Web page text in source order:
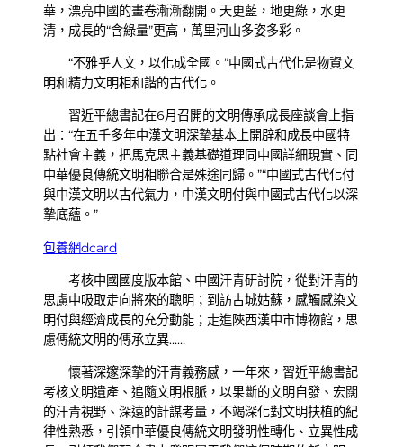
華，漂亮中國的畫卷漸漸翻開。天更藍，地更綠，水更
清，成長的“含綠量”更高，萬里河山多姿多彩。
“不雅乎人文，以化成全國。”中國式古代化是物資文
明和精力文明相和諧的古代化。
習近平總書記在6月召開的文明傳承成長座談會上指
出：“在五千多年中漢文明深摯基本上開辟和成長中國特
點社會主義，把馬克思主義基礎道理同中國詳細現實、同
中華優良傳統文明相聯合是殊途同歸。”“中國式古代化付
與中漢文明以古代氣力，中漢文明付與中國式古代化以深
摯底蘊。”
包養網dcard
考核中國國度版本館、中國汗青研討院，從對汗青的
思慮中吸取走向將來的聰明；到訪古城姑蘇，感觸感染文
明付與經濟成長的充分動能；走進陜西漢中市博物館，思
慮傳統文明的傳承立異……
懷著深邃深摯的汗青義務感，一年來，習近平總書記
考核文明遺產、追隨文明根脈，以果斷的文明自發、宏闊
的汗青視野、深遠的計謀考量，不竭深化對文明扶植的紀
律性熟悉，引領中華優良傳統文明發明性轉化、立異性成